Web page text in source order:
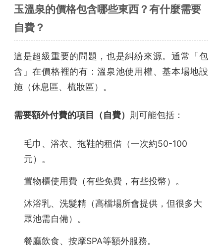
玉溫泉的價格包含哪些東西？有什麼需要
自費？
這是超級重要的問題，也是糾紛來源。通常「包
含」在價格裡的有：溫泉池使用權、基本場地設
施（休息區、梳妝區）。
需要額外付費的項目（自費） 則可能包括：
毛巾、浴衣、拖鞋的租借（一次約50-100
元）。
置物櫃使用費（有些免費，有些投幣）。
沐浴乳、洗髮精（高檔場所會提供，但很多大
眾池需自備）。
餐廳飲食、按摩SPA等額外服務。